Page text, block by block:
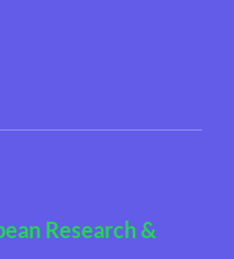
Research &